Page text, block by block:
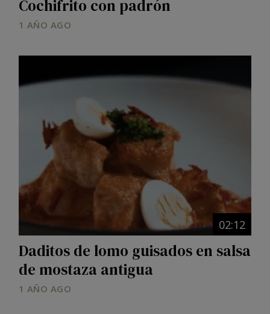
Cochifrito con padrón
1 AÑO AGO
02:12
Daditos de lomo guisados en salsa
de mostaza antigua
1 AÑO AGO